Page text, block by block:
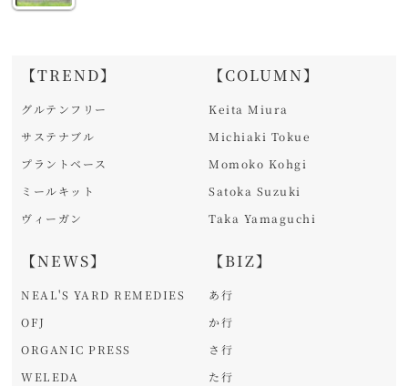
【TREND】
グルテンフリー
サステナブル
プラントベース
ミールキット
ヴィーガン
【NEWS】
NEAL'S YARD REMEDIES
OFJ
ORGANIC PRESS
WELEDA
【COLUMN】
Keita Miura
Michiaki Tokue
Momoko Kohgi
Satoka Suzuki
Taka Yamaguchi
【BIZ】
あ行
か行
さ行
た行